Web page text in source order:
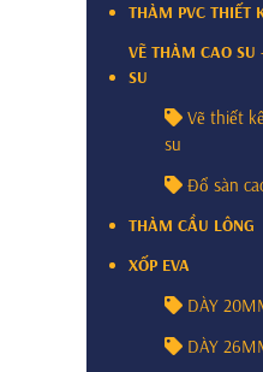
THẢM PVC THIẾT
VẼ THẢM CAO
SU
Vẽ thiết
su
Đổ sàn
THẢM CẦU LÔNG
XỐP EVA
DÀY
DÀY